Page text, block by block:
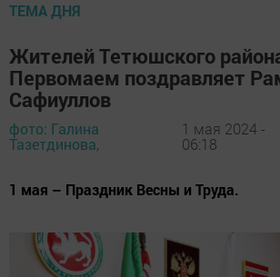
ТЕМА ДНЯ
Жителей Тетюшского
Первомаем поздравляет
Сафиуллов
фото: Галина
Тазетдинова,
1 мая 2024 -
06:18
1 мая – Праздник Весны и Труда.